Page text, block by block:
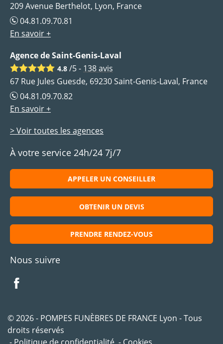
209 Avenue Berthelot, Lyon, France
04.81.09.70.81
En savoir +
Agence de Saint-Genis-Laval
4.8 /5 - 138avis
67 Rue Jules Guesde, 69230 Saint-Genis-Laval, France
04.81.09.70.82
En savoir +
> Voir toutes les agences
À votre service 24h/24 7j/7
APPELER UN CONSEILLER
OBTENIR UN DEVIS
PRENDRE RENDEZ-VOUS
Nous suivre
© 2026 - POMPES FUNÈBRES DE FRANCE Lyon - Tous
droits réservés